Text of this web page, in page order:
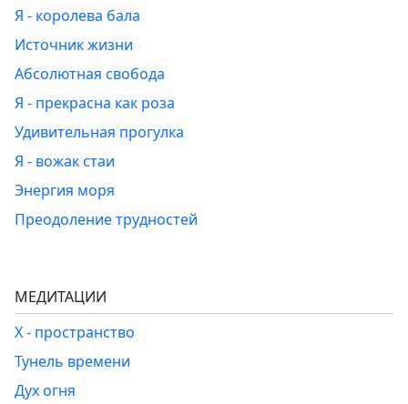
Я - королева бала
Источник жизни
Абсолютная свобода
Я - прекрасна как роза
Удивительная прогулка
Я - вожак стаи
Энергия моря
Преодоление трудностей
МЕДИТАЦИИ
Х - пространство
Тунель времени
Дух огня